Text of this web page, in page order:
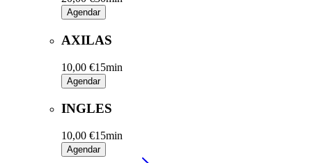
Agendar
AXILAS
10,00 €15min
Agendar
INGLES
10,00 €15min
Agendar